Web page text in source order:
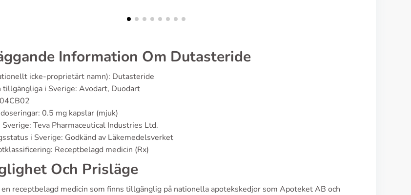
Information Om Dutasteride
icke-proprietärt namn): Dutasteride
tillgängliga i Sverige: Avodart, Duodart
0.5 mg kapslar (mjuk)
Teva Pharmaceutical Industries Ltd.
i Sverige: Godkänd av Läkemedelsverket
Receptbelagd medicin (Rx)
Och Prisläge
receptbelagd medicin som finns tillgänglig på nationella apotekskedjor som Apoteket AB och